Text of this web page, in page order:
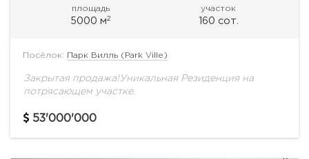
площадь
5000 м2
участок
160 сот.
Посёлок: Парк Вилль (Park Ville)
Закрытая продажа!Уникальная Резиденция на
потрясающем участке.
53'000'000